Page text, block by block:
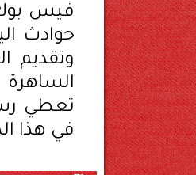
فيس بوك
حوادث
وتقديم
الساهرة
تعطي
في هذا